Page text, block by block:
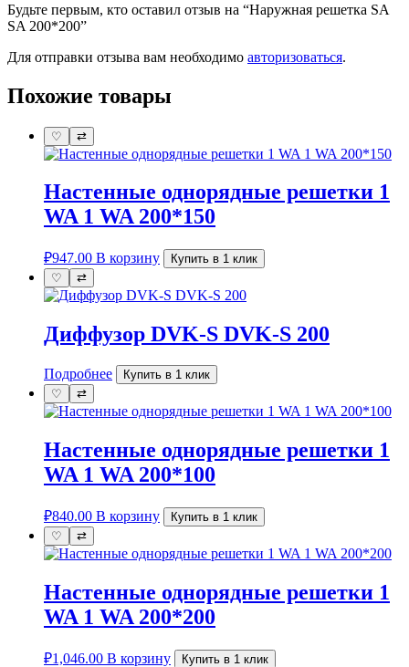
Будьте первым, кто оставил отзыв на “Наружная решетка SA
SA 200*200”
Для отправки отзыва вам необходимо авторизоваться.
Похожие товары
♡ ⇄
Настенные однорядные решетки 1
WA 1 WA 200*150
₽947.00 В корзину
Купить в 1 клик
♡
⇄
Диффузор DVK-S DVK-S 200
Подробнее
Купить в 1 клик
♡
⇄
Настенные однорядные решетки 1
WA 1 WA 200*100
₽840.00 В корзину
Купить в 1 клик
♡
⇄
Настенные однорядные решетки 1
WA 1 WA 200*200
₽1,046.00 В корзину Купить в 1 клик